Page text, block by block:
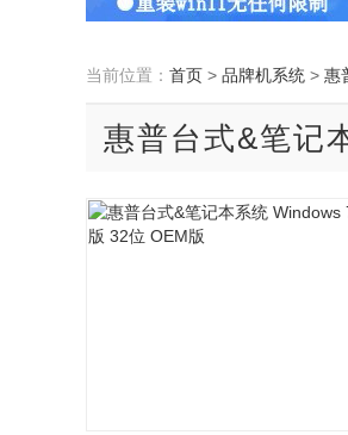
当前位置： 首页 > 品牌机系统 > 惠
惠普台式&笔记